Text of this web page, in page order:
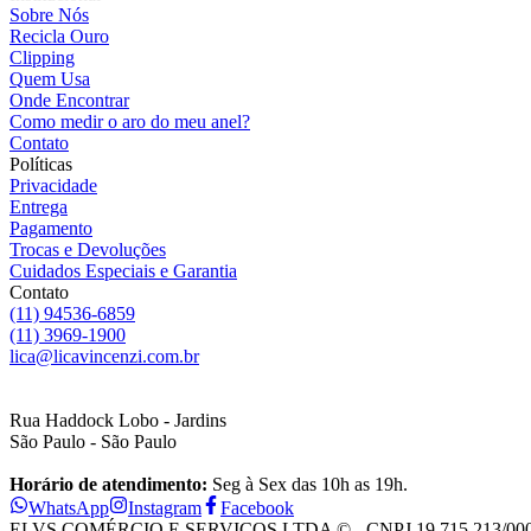
Sobre Nós
Recicla Ouro
Clipping
Quem Usa
Onde Encontrar
Como medir o aro do meu anel?
Contato
Políticas
Privacidade
Entrega
Pagamento
Trocas e Devoluções
Cuidados Especiais e Garantia
Contato
(11) 94536-6859
(11) 3969-1900
lica@licavincenzi.com.br
Rua Haddock Lobo - Jardins
São Paulo - São Paulo
Horário de atendimento: Seg à Sex das 10h as 19h.
WhatsApp
Instagram
Facebook